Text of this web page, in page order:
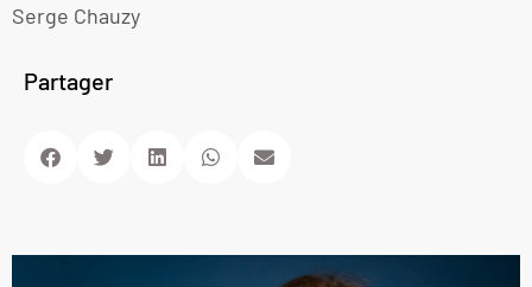
Serge Chauzy
Partager